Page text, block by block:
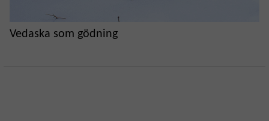
Vedaska som gödning